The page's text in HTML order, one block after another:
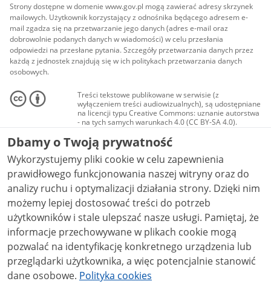
Strony dostępne w domenie www.gov.pl mogą zawierać adresy skrzynek
mailowych. Użytkownik korzystający z odnośnika będącego adresem e-
mail zgadza się na przetwarzanie jego danych (adres e-mail oraz
dobrowolnie podanych danych w wiadomości) w celu przesłania
odpowiedzi na przesłane pytania. Szczegóły przetwarzania danych przez
każdą z jednostek znajdują się w ich politykach przetwarzania danych
osobowych.
Treści tekstowe publikowane w serwisie (z
wyłączeniem treści audiowizualnych), są udostępniane
na licencji typu Creative Commons: uznanie autorstwa
- na tych samych warunkach 4.0 (CC BY-SA 4.0).
Materiały audiowizualne, w tym zdjęcia, materiały
audio i wideo, są udostępniane na licencji typu
Creative Commons: uznanie autorstwa użycie
niekomercyjne - bez utworów zależnych 4.0 (CC BY-
NC-ND 4.0), o ile nie jest to stwierdzone inaczej.
Dbamy o Twoją prywatność
Wykorzystujemy pliki cookie w celu zapewnienia
prawidłowego funkcjonowania naszej witryny oraz do
analizy ruchu i optymalizacji działania strony. Dzięki nim
możemy lepiej dostosować treści do potrzeb
użytkowników i stale ulepszać nasze usługi. Pamiętaj, że
informacje przechowywane w plikach cookie mogą
pozwalać na identyfikację konkretnego urządzenia lub
przeglądarki użytkownika, a więc potencjalnie stanowić
dane osobowe. Polityka cookies